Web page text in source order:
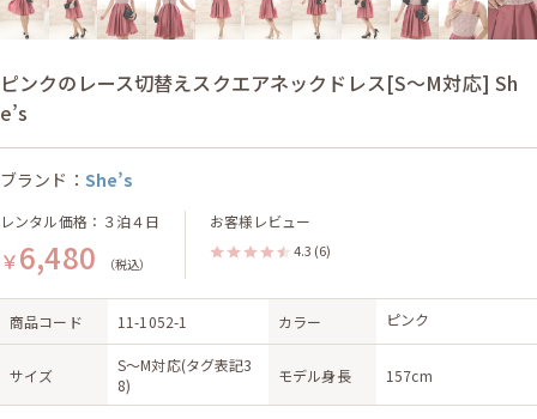
ピンクのレース切替えスクエアネックドレス[S〜M対応] Sh
e’s
ブランド： She’s
レンタル価格：３泊４日
￥6,480 （税込）
お客様レビュー
4.3 (6)
商品コード 11-1052-1 カラー ピンク
サイズ
S〜M対応(タグ表記3
8)
モデル身長 157cm